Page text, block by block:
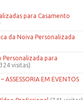
para Casamento
da Noiva Personalizada
Personalizada para
visitas)
ASSESSORIA EM EVENTOS